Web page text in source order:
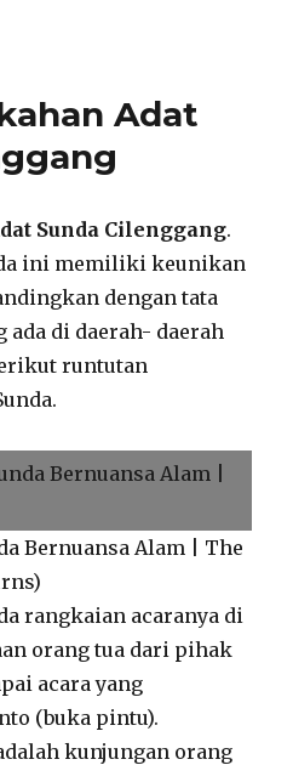
Adat
Sunda Cilenggang.
ini memiliki keunikan
dengan tata
ada di daerah- daerah
runtutan
Bernuansa Alam | The
rangkaian acaranya di
orang tua dari pihak
acara yang
(buka pintu).
kunjungan orang